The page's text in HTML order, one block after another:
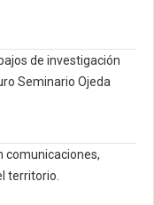
de investigación
Seminario Ojeda
comunicaciones,
territorio.